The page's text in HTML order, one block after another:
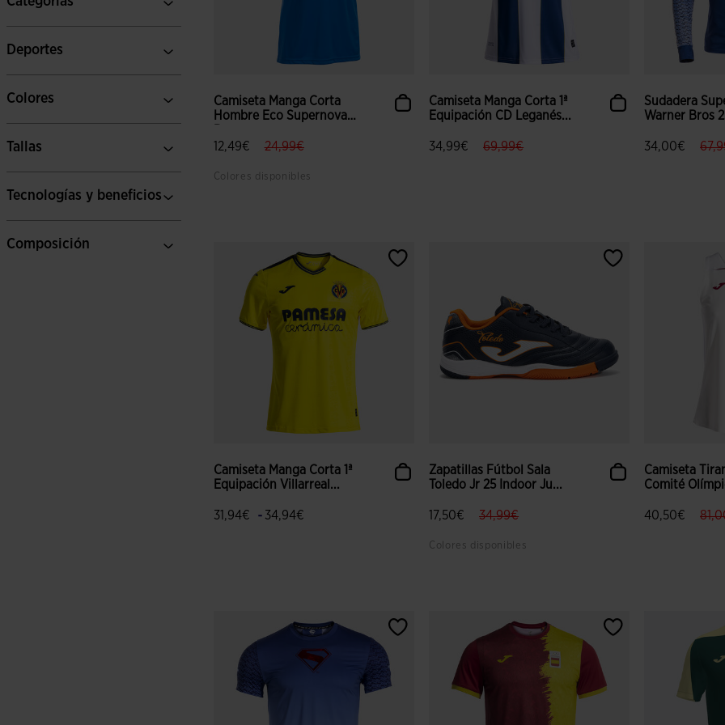
Deportes
Colores
Tallas
Tecnologías y beneficios
Composición
Camiseta Manga Corta
Hombre Eco Supernova
12,49€
label.price.reduced.from
24,99€label.price.to
Colores disponibles
Camiseta Manga Corta 1ª
Equipación CD Leganés...
34,99€ label.price.reduced.from
69,99€label.price.to
Sudadera
Warner Bros
34,00€
Camiseta Manga Corta 1ª
Equipación Villarreal...
31,94€ - 34,94€
Zapatillas Fútbol Sala
Toledo Jr 25 Indoor Ju...
17,50€ label.price.reduced.from
34,99€label.price.to
Colores disponibles
Camiseta
Comité
40,50€